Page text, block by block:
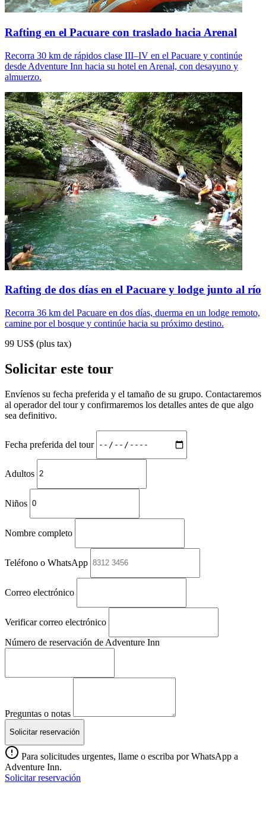
Rafting en el Pacuare con traslado hacia Arenal
Recorra 30 km de rápidos clase III–IV en el Pacuare y continúe
desde Adventure Inn hacia su hotel en Arenal, con desayuno y
almuerzo.
Rafting de dos días en el Pacuare y lodge junto al río
Recorra 36 km del Pacuare en dos días, duerma en un lodge remoto,
camine por el bosque y continúe hacia su próximo destino.
99 US$ (plus tax)
Solicitar este tour
Envíenos su fecha preferida y el tamaño de su grupo. Contactaremos
al operador del tour y confirmaremos los detalles antes de que algo
sea definitivo.
Fecha preferida del tour
Adultos
Niños
Nombre completo
Teléfono o WhatsApp
Correo electrónico
Verificar correo electrónico
Número de reservación de Adventure Inn
Preguntas o notas
Solicitar reservación
Para solicitudes urgentes, llame o escriba por WhatsApp a
Adventure Inn.
Solicitar reservación